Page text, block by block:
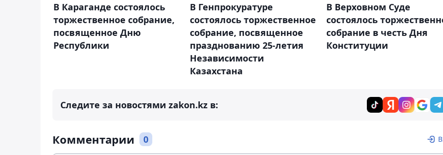
В Караганде состоялось
торжественное собрание,
посвященное Дню
Республики
В Генпрокуратуре
состоялось торжественное
собрание, посвященное
празднованию 25-летия
Независимости
Казахстана
В Верховном Суде
состоялось
собрание в честь Дня
Конституции
Следите за новостями zakon.kz в:
Комментарии 0